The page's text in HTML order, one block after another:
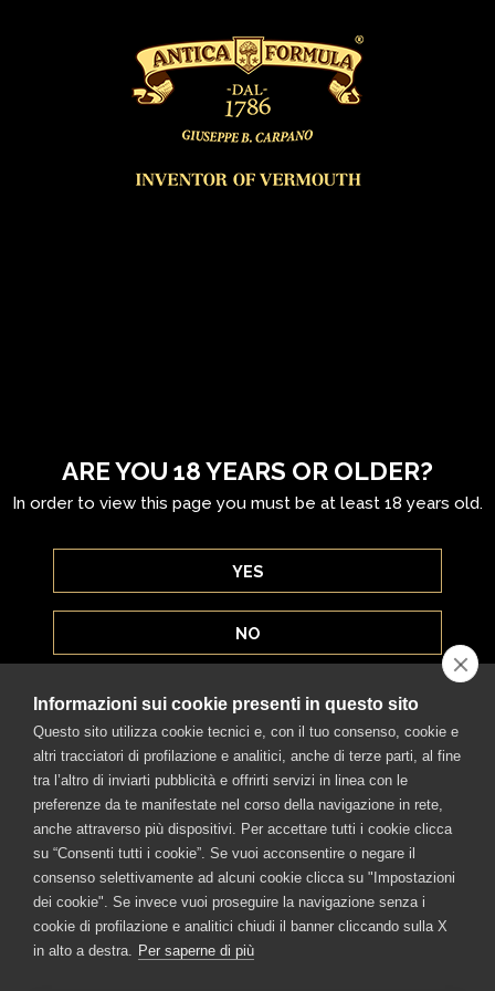
LOCATOR
Lorem ipsum dolor sit amet, consectetur adipiscing elit.
Duis sollicitudin dignissim nisi id mattis. Maecenas vitae
ante purus. Proin eu vestibulum arcu. Sed porttitor
tempor quam, a fringilla quam molestie id. Nullam
laoreet urna euismod elementum molestie.
ARE YOU 18 YEARS OR OLDER?
In order to view this page you must be at least 18 years old.
YES
NO
Informazioni sui cookie presenti in questo sito
Questo sito utilizza cookie tecnici e, con il tuo consenso, cookie e
altri tracciatori di profilazione e analitici, anche di terze parti, al fine
tra l’altro di inviarti pubblicità e offrirti servizi in linea con le
preferenze da te manifestate nel corso della navigazione in rete,
anche attraverso più dispositivi. Per accettare tutti i cookie clicca
su “Consenti tutti i cookie”. Se vuoi acconsentire o negare il
consenso selettivamente ad alcuni cookie clicca su "Impostazioni
dei cookie". Se invece vuoi proseguire la navigazione senza i
cookie di profilazione e analitici chiudi il banner cliccando sulla X
in alto a destra. Per saperne di più